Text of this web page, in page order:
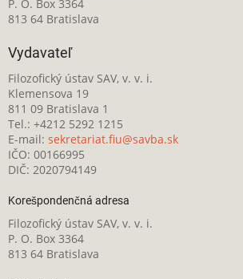
P. O. Box 3364
813 64 Bratislava
Vydavateľ
Filozofický ústav SAV, v. v. i.
Klemensova 19
811 09 Bratislava 1
Tel.: +4212 5292 1215
E-mail: sekretariat.fiu@savba.sk
IČO: 00166995
DIČ: 2020794149
Korešpondenčná adresa
Filozofický ústav SAV, v. v. i.
P. O. Box 3364
813 64 Bratislava